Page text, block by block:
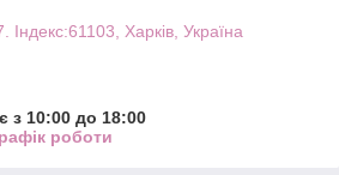
Індекс:61103, Харків, Україна
з 10:00 до 18:00
роботи